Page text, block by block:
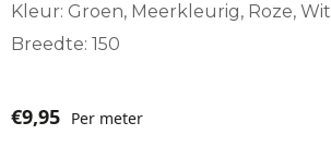
Kleur: Groen, Meerkleurig, Roze, Wit
Breedte: 150
€9,95 Per meter